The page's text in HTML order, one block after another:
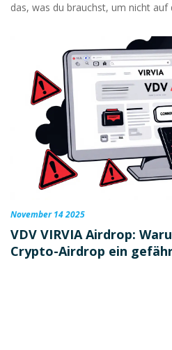
das, was du brauchst, um nicht auf
November 14 2025
VDV VIRVIA Airdrop:
Crypto-Airdrop ein